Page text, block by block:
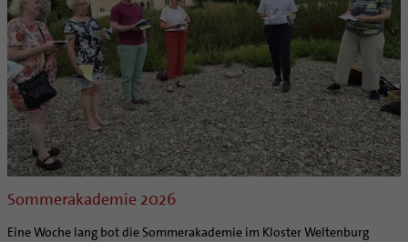
Sommerakademie 2026
Eine Woche lang bot die Sommerakademie im Kloster Weltenburg